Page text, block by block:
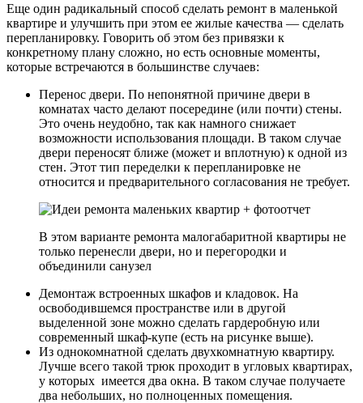
Еще один радикальный способ сделать ремонт в маленькой
квартире и улучшить при этом ее жилые качества — сделать
перепланировку. Говорить об этом без привязки к
конкретному плану сложно, но есть основные моменты,
которые встречаются в большинстве случаев:
Перенос двери. По непонятной причине двери в
комнатах часто делают посередине (или почти) стены.
Это очень неудобно, так как намного снижает
возможности использования площади. В таком случае
двери переносят ближе (может и вплотную) к одной из
стен. Этот тип переделки к перепланировке не
относится и предварительного согласования не требует.
В этом варианте ремонта малогабаритной квартиры не
только перенесли двери, но и перегородки и
объединили санузел
Демонтаж встроенных шкафов и кладовок. На
освободившемся пространстве или в другой
выделенной зоне можно сделать гардеробную или
современный шкаф-купе (есть на рисунке выше).
Из однокомнатной сделать двухкомнатную квартиру.
Лучше всего такой трюк проходит в угловых квартирах,
у которых имеется два окна. В таком случае получаете
два небольших, но полноценных помещения.